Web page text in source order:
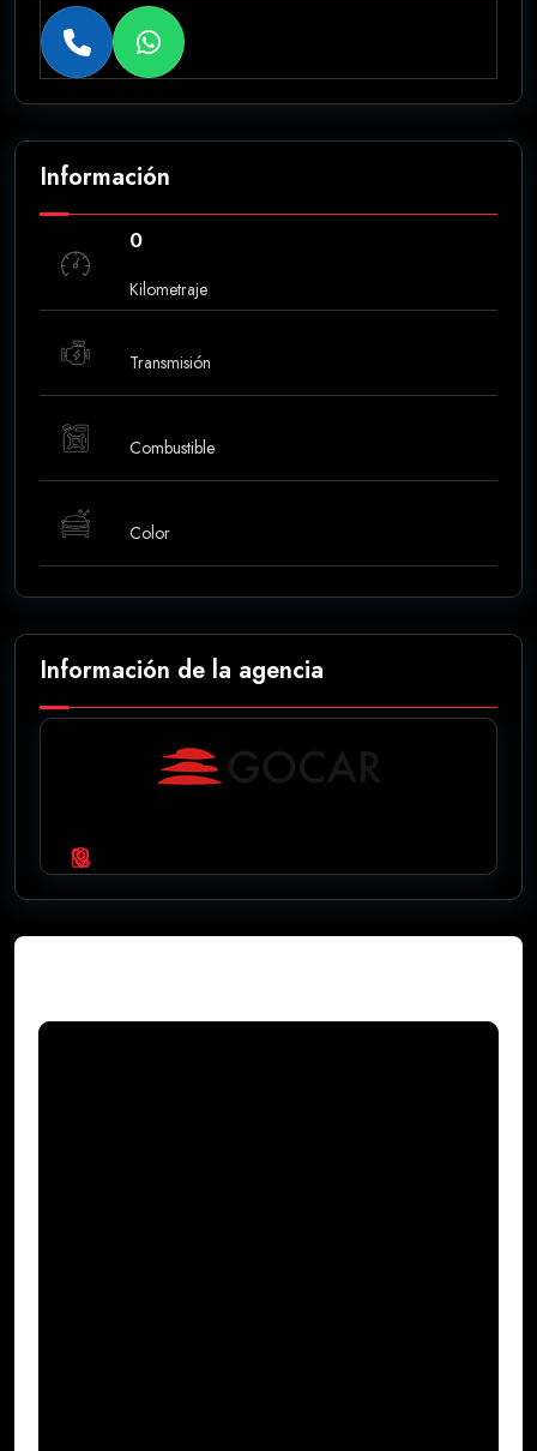
Información
0
Kilometraje
Transmisión
Combustible
Color
Información de la agencia